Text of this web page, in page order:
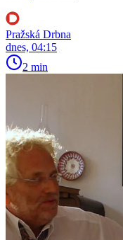
Pražská Drbna
dnes, 04:15
2 min